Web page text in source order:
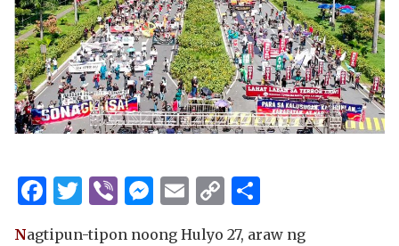
Facebook
Twitter
ViberMessenger
Email
Copy
Link
Nagtipun-tipon noong Hulyo 27, araw ng